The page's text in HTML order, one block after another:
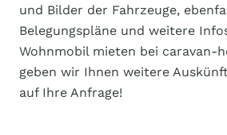
und Bilder der Fahrzeuge,
Belegungspläne und weitere
Wohnmobil mieten bei caravan-
geben wir Ihnen weitere
auf Ihre Anfrage!